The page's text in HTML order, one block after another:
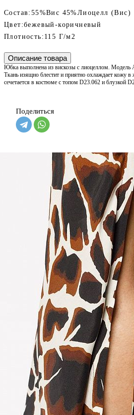
Состав: 55%Вис 45%Лиоцелл (Вис)
Цвет:бежевый-коричневый
Плотность: 115 Г/м2
Описание товара
Юбка выполнена из вискозы с лиоцеллом. Модель
Ткань изящно блестит и приятно охлаждает кожу
сечетается в костюме с топом D23.062 и блузкой
Поделиться